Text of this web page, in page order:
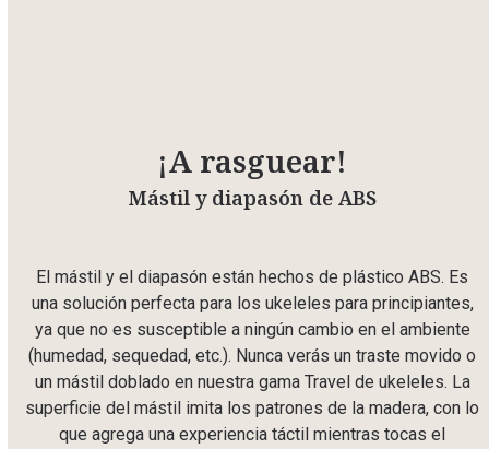
¡A rasguear!
Mástil y diapasón de ABS
El mástil y el diapasón están hechos de plástico ABS. Es
una solución perfecta para los ukeleles para principiantes,
ya que no es susceptible a ningún cambio en el ambiente
(humedad, sequedad, etc.). Nunca verás un traste movido o
un mástil doblado en nuestra gama Travel de ukeleles. La
superficie del mástil imita los patrones de la madera, con lo
que agrega una experiencia táctil mientras tocas el